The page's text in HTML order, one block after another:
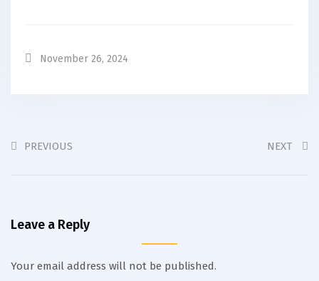
November 26, 2024
PREVIOUS NEXT
Leave a Reply
Your email address will not be published.